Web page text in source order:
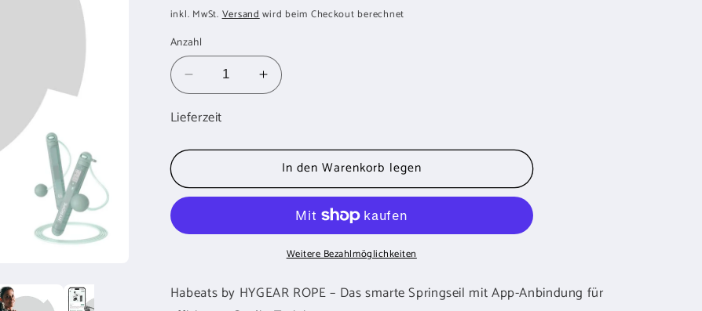
Preis
inkl. MwSt.Versandwird beim Checkout berechnet
Anzahl
Verringere
die
Menge
HYGEAR
Springseile
Set
Erhöhe
die
HYGEAR
Smarte
Springseile
Set
Lieferzeit
In den Warenkorb legen
Weitere Bezahlmöglichkeiten
Habeats by HYGEAR ROPE – Das smarte Springseil mit App-Anbindung für